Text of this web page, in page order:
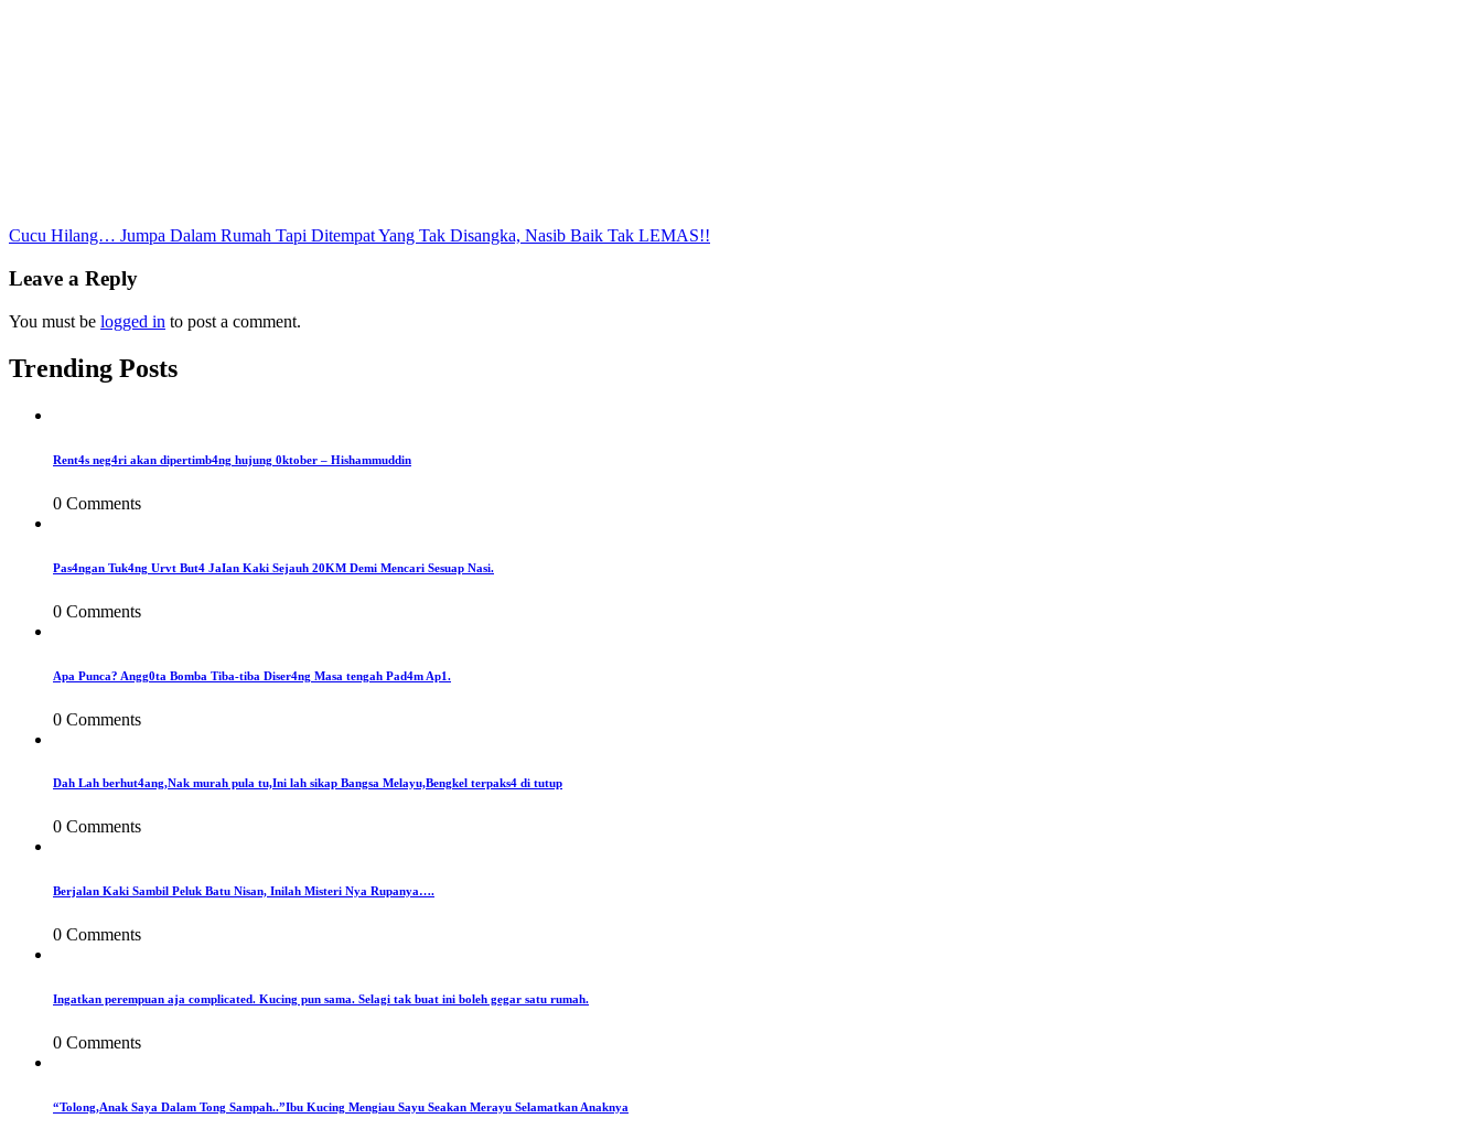
Post
navigation
Cucu Hilang… Jumpa Dalam Rumah Tapi Ditempat Yang Tak Disangka, Nasib Baik Tak LEMAS!!
Leave a Reply
You must be logged in to post a comment.
Trending Posts
Rent4s neg4ri akan dipertimb4ng hujung 0ktober – Hishammuddin
0 Comments
Pas4ngan Tuk4ng Urvt But4 JaIan Kaki Sejauh 20KM Demi Mencari Sesuap Nasi.
0 Comments
Apa Punca? Angg0ta Bomba Tiba-tiba Diser4ng Masa tengah Pad4m Ap1.
0 Comments
Dah Lah berhut4ang,Nak murah pula tu,Ini lah sikap Bangsa Melayu,Bengkel terpaks4 di tutup
0 Comments
Berjalan Kaki Sambil Peluk Batu Nisan, Inilah Misteri Nya Rupanya….
0 Comments
Ingatkan perempuan aja complicated. Kucing pun sama. Selagi tak buat ini boleh gegar satu rumah.
0 Comments
“Tolong,Anak Saya Dalam Tong Sampah..”Ibu Kucing Mengiau Sayu Seakan Merayu Selamatkan Anaknya